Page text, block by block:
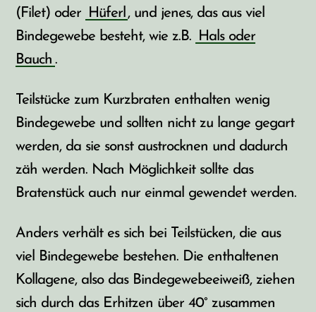
(Filet) oder
Hüferl , und jenes, das aus viel
Bindegewebe besteht, wie z.B.
Hals oder
Bauch .
Teilstücke zum Kurzbraten enthalten wenig
Bindegewebe und sollten nicht zu lange gegart
werden, da sie sonst austrocknen und dadurch
zäh werden. Nach Möglichkeit sollte das
Bratenstück auch nur einmal gewendet werden.
Anders verhält es sich bei Teilstücken, die aus
viel Bindegewebe bestehen. Die enthaltenen
Kollagene, also das Bindegewebeeiweiß, ziehen
sich durch das Erhitzen über 40° zusammen